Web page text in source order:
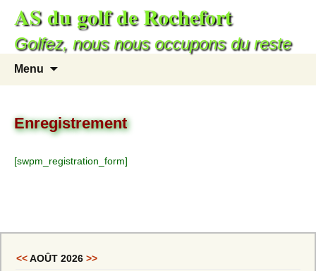
contenu
AS du golf de Rochefort
Golfez, nous nous occupons du reste
Menu
Enregistrement
[swpm_registration_form]
<<AOÛT 2026 >>